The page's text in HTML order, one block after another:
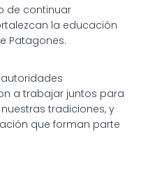
de continuar
la educación
Patagones.
a trabajar juntos para
tradiciones, y
que forman parte